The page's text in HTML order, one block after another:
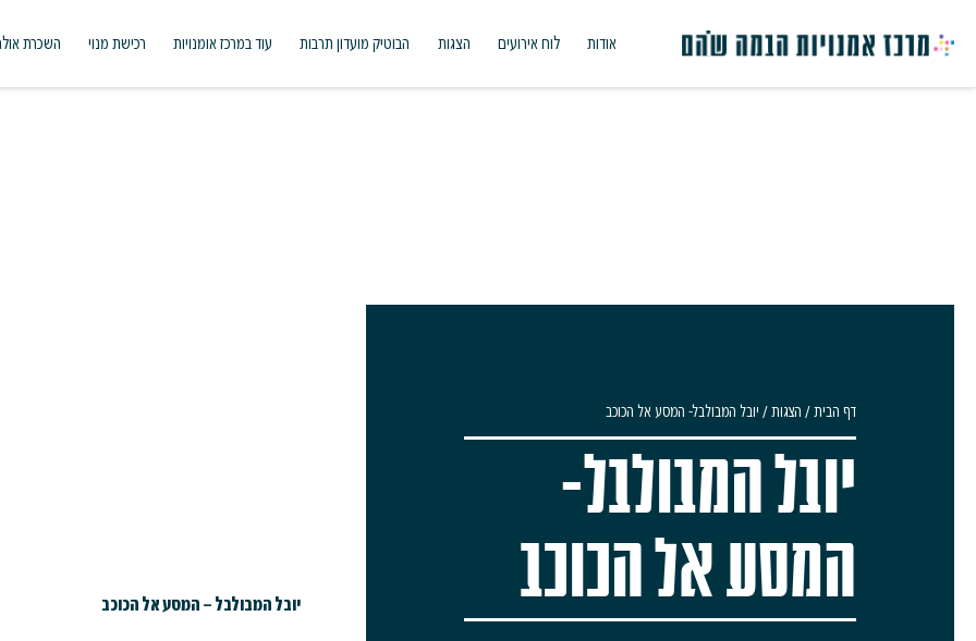
אודות לוח אירועים הצגות הבוטיק מועדון תרבות עוד במרכז אומנויות רכישת מנוי השכרת
דף הבית/הצגות/יובל המבולבל- המסע אל הכוכב
יובל המבולבל-
המסע אל הכוכב
יובל המבולבל – המסע אל הכוכב